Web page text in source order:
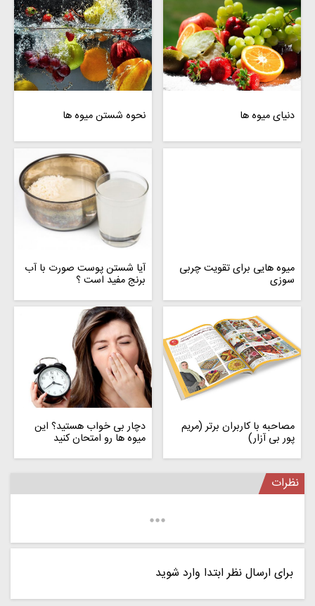
دنیای میوه ها نحوه شستن میوه ها
میوه هایی برای تقویت چربی
سوزی
آیا شستن پوست صورت با آب
برنج مفید است ؟
مصاحبه با کاربران برتر (مریم
پور بی آزار)
دچار بی خواب هستید؟ این
میوه ها رو امتحان کنید
نظرات
برای ارسال نظر ابتدا وارد شوید